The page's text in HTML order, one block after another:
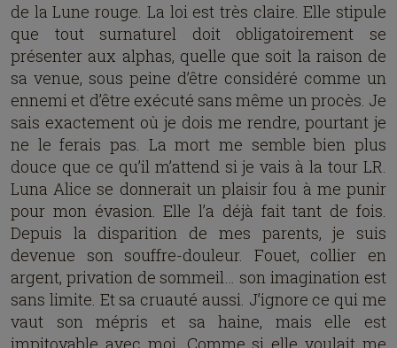
de la Lune rouge. La loi est très claire. Elle stipule
que tout surnaturel doit obligatoirement se
présenter aux alphas, quelle que soit la raison de
sa venue, sous peine d’être considéré comme un
ennemi et d’être exécuté sans même un procès. Je
sais exactement où je dois me rendre, pourtant je
ne le ferais pas. La mort me semble bien plus
douce que ce qu’il m’attend si je vais à la tour LR.
Luna Alice se donnerait un plaisir fou à me punir
pour mon évasion. Elle l’a déjà fait tant de fois.
Depuis la disparition de mes parents, je suis
devenue son souffre-douleur. Fouet, collier en
argent, privation de sommeil… son imagination est
sans limite. Et sa cruauté aussi. J’ignore ce qui me
vaut son mépris et sa haine, mais elle est
impitoyable avec moi. Comme si elle voulait me